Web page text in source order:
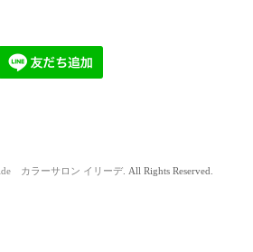
カラーサロン イリーデ. All Rights Reserved.